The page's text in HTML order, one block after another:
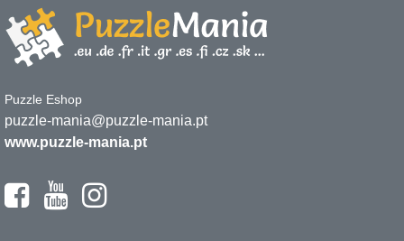
Puzzle Eshop
puzzle-mania@puzzle-mania.pt
www.puzzle-mania.pt